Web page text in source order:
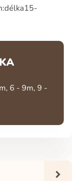
6 - 9m, 9 -